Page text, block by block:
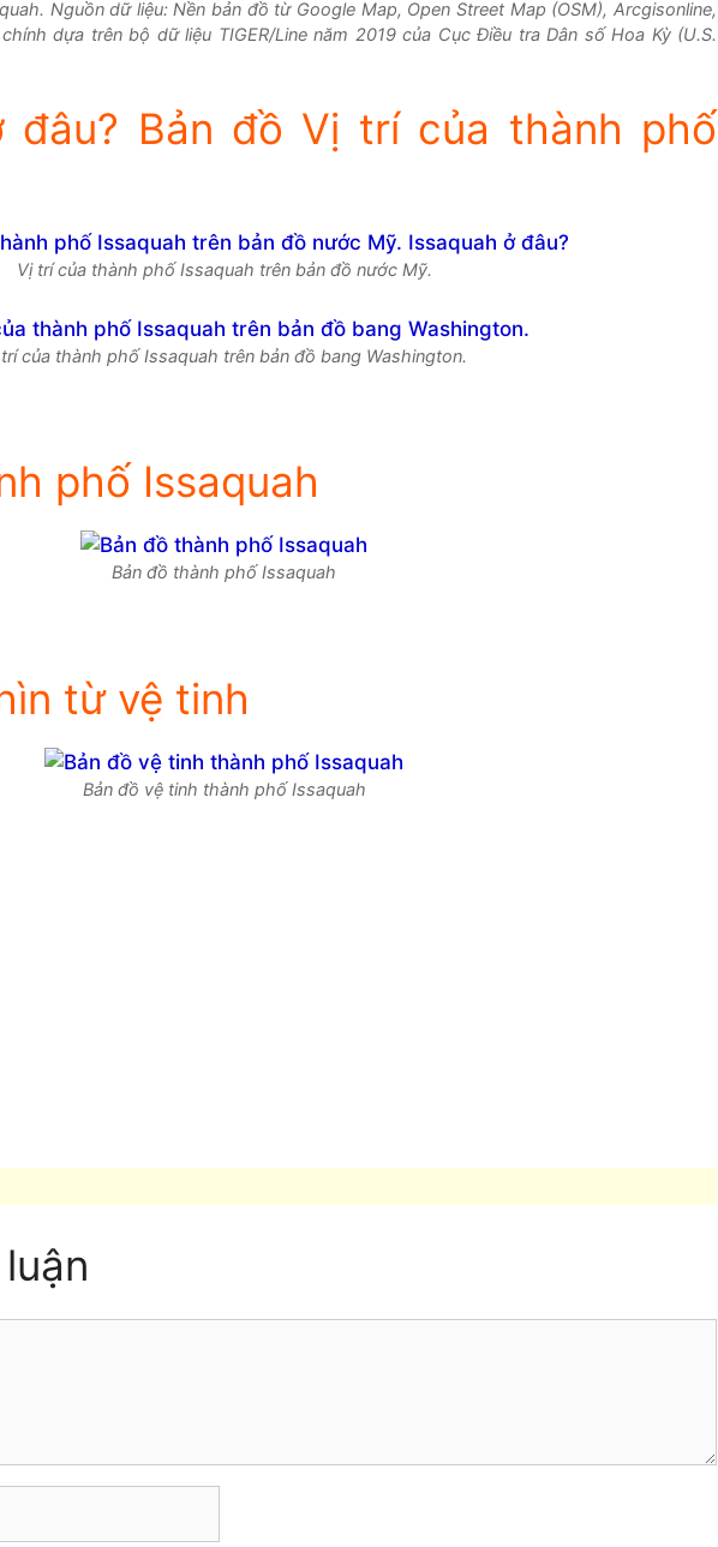
Nguồn dữ liệu: Nền bản đồ từ Google Map, Open Street Map (OSM), Arcgisonline,
dựa trên bộ dữ liệu TIGER/Line năm 2019 của Cục Điều tra Dân số Hoa Kỳ (U.S.
đâu? Bản đồ Vị trí của thành phố
Vị trí của thành phố Issaquah trên bản đồ nước Mỹ.
của thành phố Issaquah trên bản đồ bang Washington.
phố Issaquah
Bản đồ thành phố Issaquah
từ vệ tinh
Bản đồ vệ tinh thành phố Issaquah